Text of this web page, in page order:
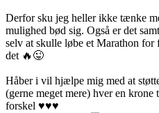
Derfor sku jeg heller ikke tænke
mulighed bød sig. Også er det
selv at skulle løbe et Marathon for
det 🔥😜
Håber i vil hjælpe mig med at
(gerne meget mere) hver en
forskel ♥️♥️♥️